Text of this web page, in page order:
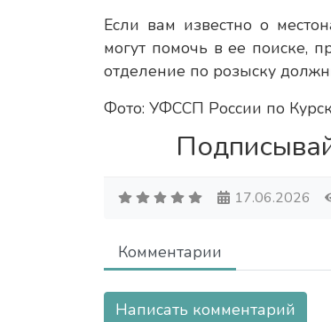
Если вам известно о
могут помочь в ее поиске,
отделение по розыску
Фото: УФССП России по
17.06.2026
Комментарии
Написать комментарий